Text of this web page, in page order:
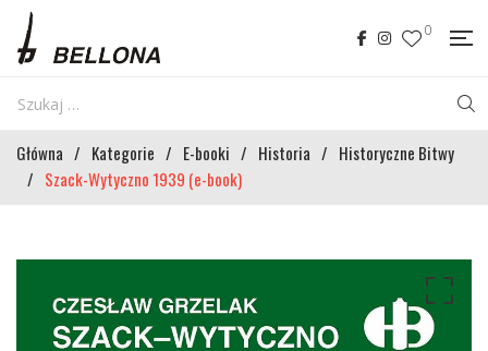
0
Główna / Kategorie / E-booki / Historia / Historyczne Bitwy
/ Szack-Wytyczno 1939 (e-book)